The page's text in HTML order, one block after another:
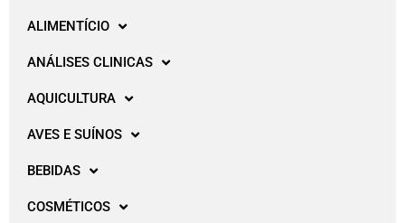
ALIMENTÍCIO
ANÁLISES CLINICAS
AQUICULTURA
AVES E SUÍNOS
BEBIDAS
COSMÉTICOS